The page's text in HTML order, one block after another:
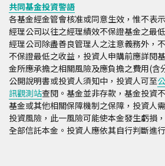
共同基金投資警語
各基金經金管會核准或同意生效，惟不表
經理公司以往之經理績效不保證基金之最
經理公司除盡善良管理人之注意義務外，
不保證最低之收益，投資人申購前應詳閱
金所應承擔之相關風險及應負擔之費用(含
公開說明書或投資人須知中，投資人可至
訊觀測站查閱。基金並非存款，基金投資
基金或其他相關保障機制之保障，投資人
投資風險，此一風險可能使本金發生虧損
全部信託本金。投資人應依其自行判斷進